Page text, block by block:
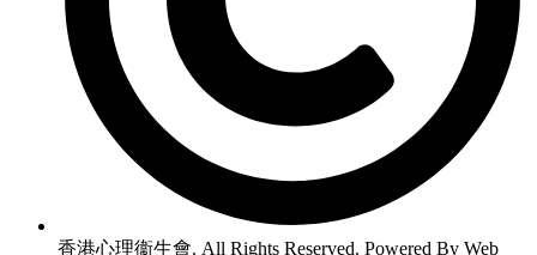
香港心理衞生會. All Rights Reserved. Powered By Web